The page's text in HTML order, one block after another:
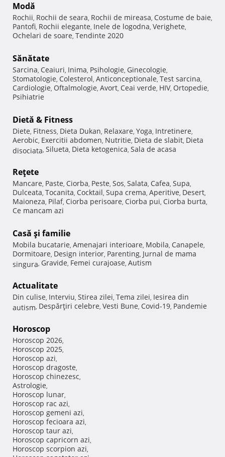
Modă
Rochii, Rochii de seara, Rochii de mireasa, Costume de baie,
Pantofi, Rochii elegante, Inele de logodna, Verighete,
Ochelari de soare, Tendinte 2020
Sănătate
Sarcina, Ceaiuri, Inima, Psihologie, Ginecologie,
Stomatologie, Colesterol, Anticonceptionale, Test sarcina,
Cardiologie, Oftalmologie, Avort, Ceai verde, HIV, Ortopedie,
Psihiatrie
Dietă & Fitness
Diete, Fitness, Dieta Dukan, Relaxare, Yoga, Intretinere,
Aerobic, Exercitii abdomen, Nutritie, Dieta de slabit, Dieta
disociata, Silueta, Dieta ketogenica, Sala de acasa
Reţete
Mancare, Paste, Ciorba, Peste, Sos, Salata, Cafea, Supa,
Dulceata, Tocanita, Cocktail, Supa crema, Aperitive, Desert,
Maioneza, Pilaf, Ciorba perisoare, Ciorba pui, Ciorba burta,
Ce mancam azi
Casă şi familie
Mobila bucatarie, Amenajari interioare, Mobila, Canapele,
Dormitoare, Design interior, Parenting, Jurnal de mama
singura, Gravide, Femei curajoase, Autism
Actualitate
Din culise, Interviu, Stirea zilei, Tema zilei, Iesirea din
autism, Despărţiri celebre, Vesti Bune, Covid-19, Pandemie
Horoscop
Horoscop 2026,
Horoscop 2025,
Horoscop azi,
Horoscop dragoste,
Horoscop chinezesc,
Astrologie,
Horoscop lunar,
Horoscop rac azi,
Horoscop gemeni azi,
Horoscop fecioara azi,
Horoscop taur azi,
Horoscop capricorn azi,
Horoscop scorpion azi,